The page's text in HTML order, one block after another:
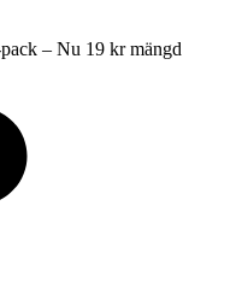
– Nu 19 kr mängd